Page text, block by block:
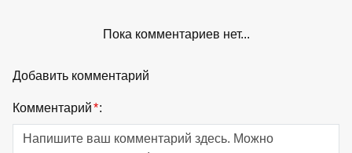
Пока комментариев нет...
Добавить комментарий
Комментарий*: